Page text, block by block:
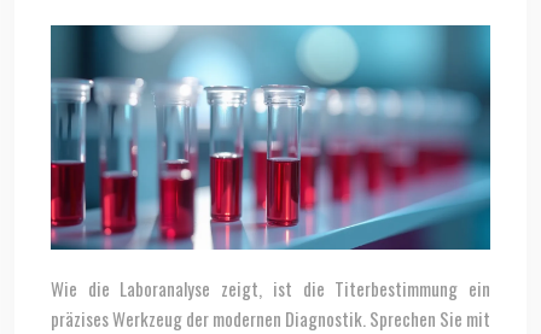
Wie die Laboranalyse zeigt, ist die Titerbestimmung ein
präzises Werkzeug der modernen Diagnostik. Sprechen Sie mit